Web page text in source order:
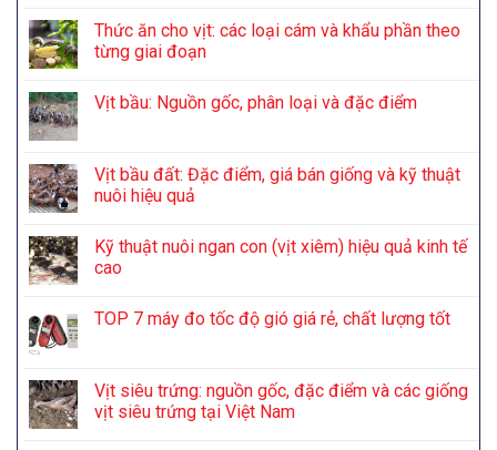
Thức ăn cho vịt: các loại cám và khẩu phần theo
từng giai đoạn
Vịt bầu: Nguồn gốc, phân loại và đặc điểm
Vịt bầu đất: Đặc điểm, giá bán giống và kỹ thuật
nuôi hiệu quả
Kỹ thuật nuôi ngan con (vịt xiêm) hiệu quả kinh tế
cao
TOP 7 máy đo tốc độ gió giá rẻ, chất lượng tốt
Vịt siêu trứng: nguồn gốc, đặc điểm và các giống
vịt siêu trứng tại Việt Nam